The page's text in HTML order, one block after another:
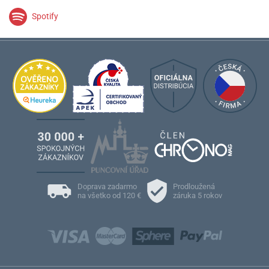
Spotify
Doprava zadarmo
na všetko od 120 €
Prodloužená
záruka 5 rokov